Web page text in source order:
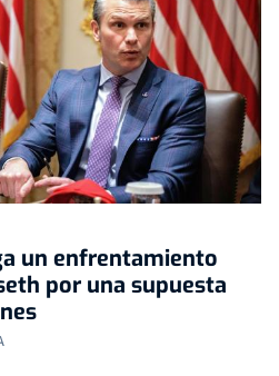
un enfrentamiento
por una supuesta